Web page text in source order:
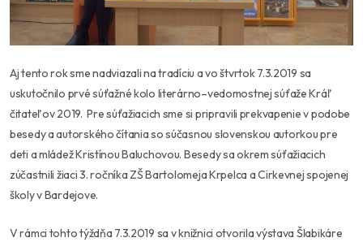
Aj tento rok sme nadviazali na tradíciu a vo štvrtok 7.3.2019 sa
uskutočnilo prvé súťažné kolo literárno–vedomostnej súťaže Kráľ
čitateľov 2019. Pre súťažiacich sme si pripravili prekvapenie v podobe
besedy a autorského čítania so súčasnou slovenskou autorkou pre
deti a mládež Kristínou Baluchovou. Besedy sa okrem súťažiacich
zúčastnili žiaci 3. ročníka ZŠ Bartolomeja Krpelca a Cirkevnej spojenej
školy v Bardejove.
V rámci tohto týždňa 7.3.2019 sa v knižnici otvorila výstava Šlabikáre